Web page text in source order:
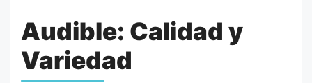
Audible: Calidad y
Variedad